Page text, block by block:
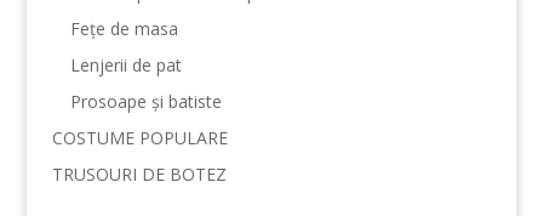
Fețe de masa
Lenjerii de pat
Prosoape și batiste
COSTUME POPULARE
TRUSOURI DE BOTEZ